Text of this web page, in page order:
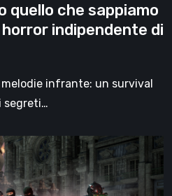
quello che sappiamo
indipendente di
infrante: un survival
segreti…